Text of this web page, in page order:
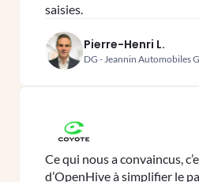
saisies.
Pierre-Henri L.
DG - Jeannin Automobiles
Ce qui nous a convaincus,
d’OpenHive à simplifier le